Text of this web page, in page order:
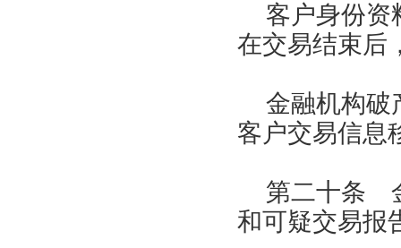
客户身份资
在交易结束后
金融机构破
客户交易信息
第二十条
和可疑交易报